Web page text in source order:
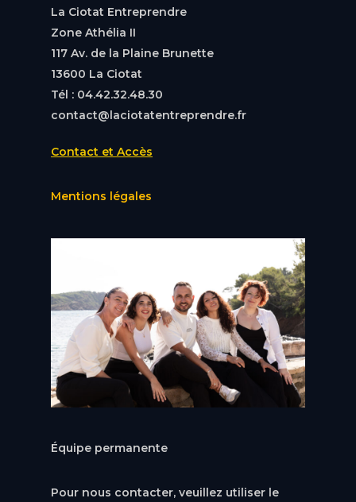
La Ciotat Entreprendre
Zone Athélia II
117 Av. de la Plaine Brunette
13600 La Ciotat
Tél : 04.42.32.48.30
contact@laciotatentreprendre.fr
Contact et Accès
Mentions légales
Équipe permanente
Pour nous contacter, veuillez utiliser le